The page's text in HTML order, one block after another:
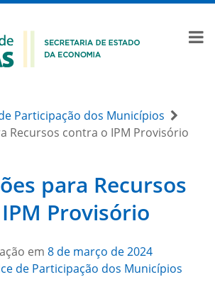
Participação dos Municípios
Recursos contra o IPM Provisório
para Recursos
Provisório
em 8 de março de 2024
de Participação dos Municípios